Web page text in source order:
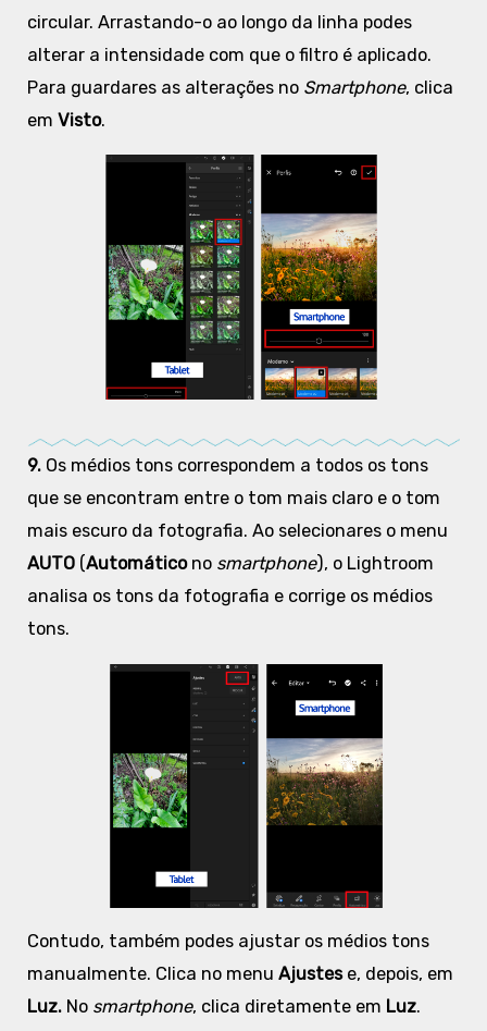
circular. Arrastando-o ao longo da linha podes
alterar a intensidade com que o filtro é aplicado.
Para guardares as alterações no Smartphone, clica
em Visto.
9. Os médios tons correspondem a todos os tons
que se encontram entre o tom mais claro e o tom
mais escuro da fotografia. Ao selecionares o menu
AUTO (Automáticono smartphone), o Lightroom
analisa os tons da fotografia e corrige os médios
tons.
Contudo, também podes ajustar os médios tons
manualmente. Clica no menu Ajustes e, depois, em
Luz.No smartphone, clica diretamente em Luz.